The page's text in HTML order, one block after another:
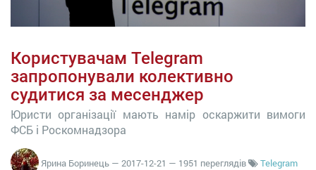
Користувачам Telegram
запропонували колективно
судитися за месенджер
Юристи організації мають намір оскаржити вимоги
ФСБ і Роскомнадзора
Ярина Боринець — 2017-12-21 — 1951 переглядів
Telegram